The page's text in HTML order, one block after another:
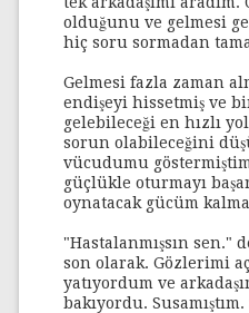
olduğunu ve gelmesi
hiç soru sormadan
Gelmesi fazla zaman
endişeyi hissetmiş ve
gelebileceği en hızlı
sorun olabileceğini
vücudumu
güçlükle oturmayı
oynatacak gücüm
"Hastalanmışsın sen."
son olarak. Gözlerimi
yatıyordum ve
bakıyordu.